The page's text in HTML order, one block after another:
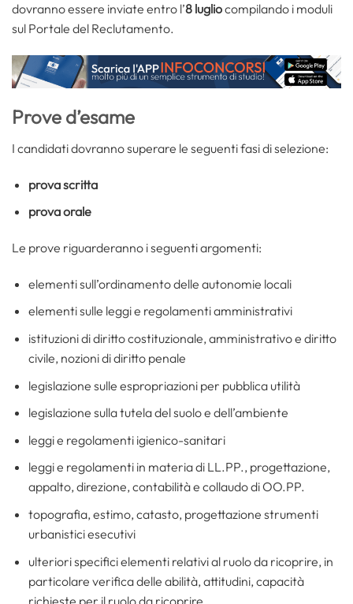
dovranno essere inviate entro l’8 lugliocompilando i moduli
sul Portale del Reclutamento.
Prove d’esame
I candidati dovranno superare le seguenti fasi di selezione:
prova scritta
prova orale
Le prove riguarderanno i seguenti argomenti:
elementi sull’ordinamento delle autonomie locali
elementi sulle leggi e regolamenti amministrativi
istituzioni di diritto costituzionale, amministrativo e diritto
civile, nozioni di diritto penale
legislazione sulle espropriazioni per pubblica utilità
legislazione sulla tutela del suolo e dell’ambiente
leggi e regolamenti igienico-sanitari
leggi e regolamenti in materia di LL.PP., progettazione,
appalto, direzione, contabilità e collaudo di OO.PP.
topografia, estimo, catasto, progettazione strumenti
urbanistici esecutivi
ulteriori specifici elementi relativi al ruolo da ricoprire, in
particolare verifica delle abilità, attitudini, capacità
richieste per il ruolo da ricoprire